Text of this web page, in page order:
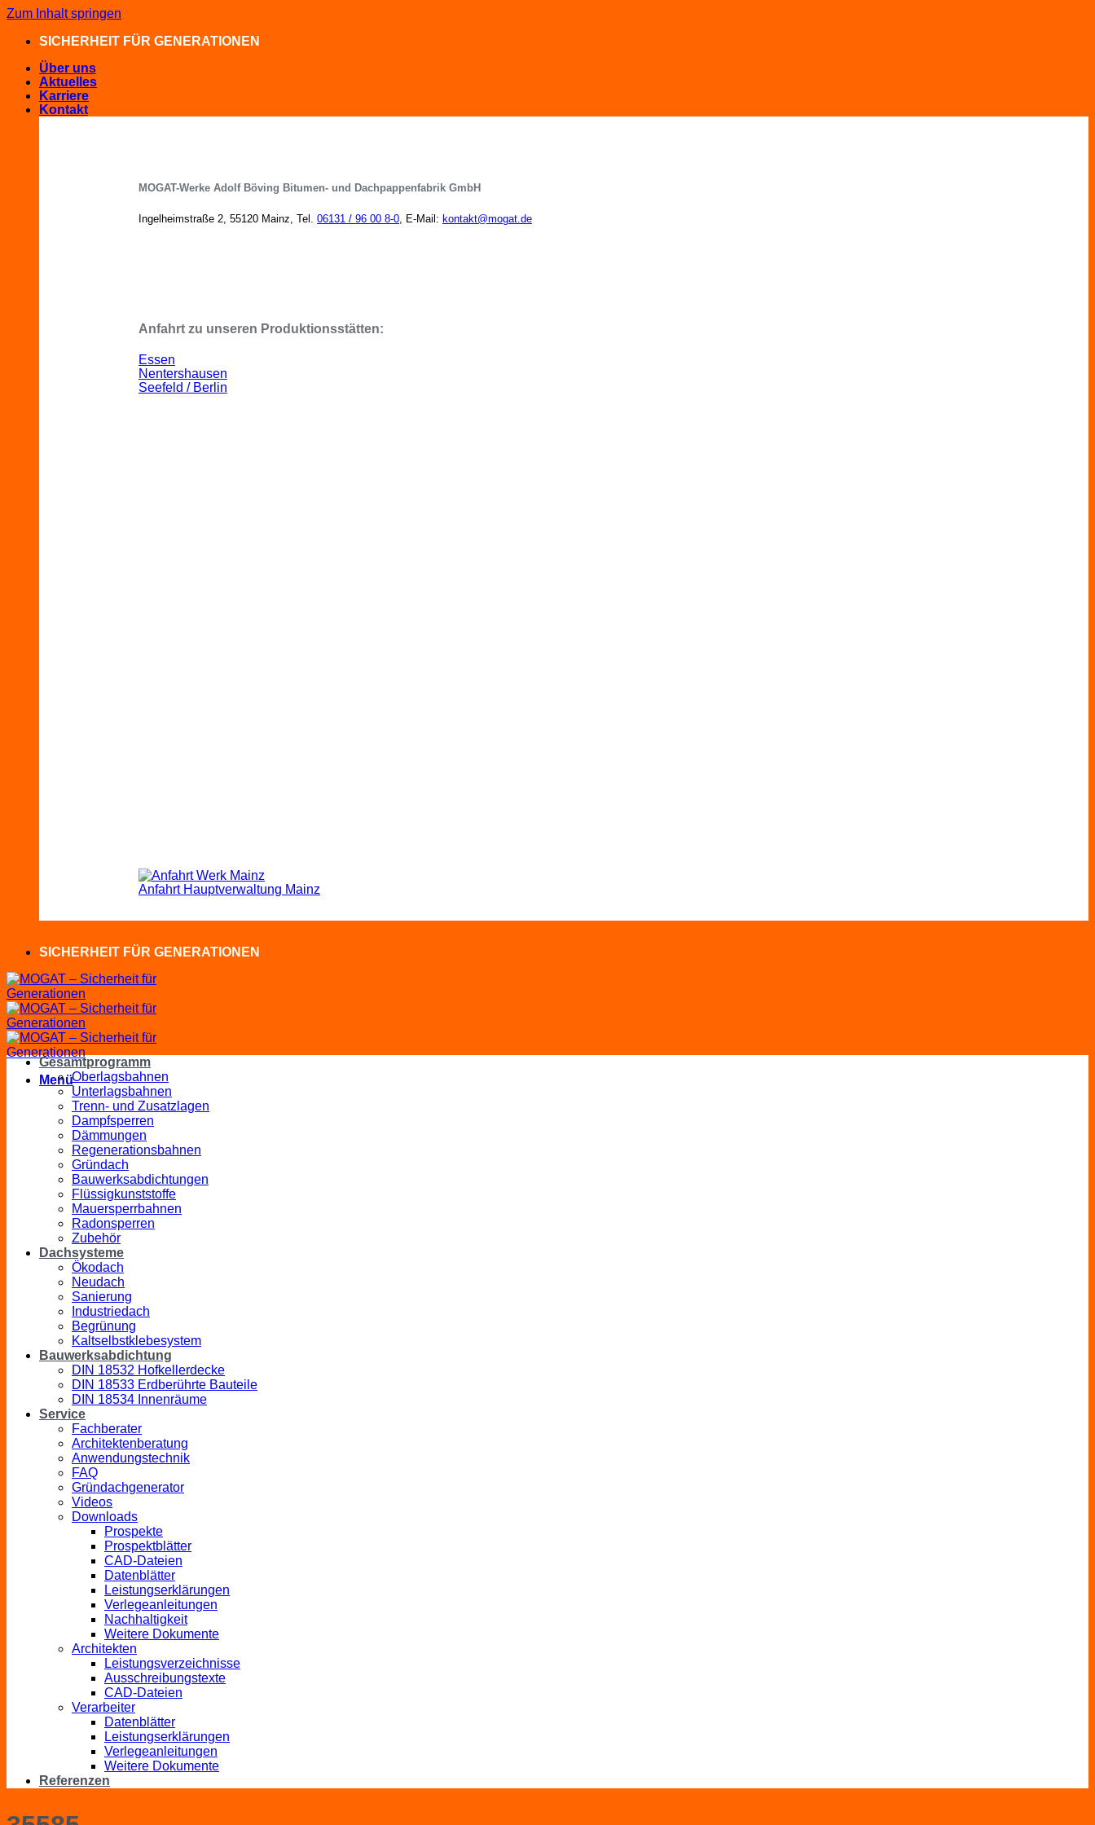
Zum Inhalt springen
SICHERHEIT FÜR GENERATIONEN
Über uns
Aktuelles
Karriere
Kontakt
MOGAT-Werke Adolf Böving Bitumen- und Dachpappenfabrik GmbH
Ingelheimstraße 2, 55120 Mainz, Tel. 06131 / 96 00 8-0, E-Mail: kontakt@mogat.de
Anfahrt zu unseren Produktionsstätten:
Essen
Nentershausen
Seefeld / Berlin
Anfahrt Hauptverwaltung Mainz
SICHERHEIT FÜR GENERATIONEN
Menü
Gesamtprogramm
Oberlagsbahnen
Unterlagsbahnen
Trenn- und Zusatzlagen
Dampfsperren
Dämmungen
Regenerationsbahnen
Gründach
Bauwerksabdichtungen
Flüssigkunststoffe
Mauersperrbahnen
Radonsperren
Zubehör
Dachsysteme
Ökodach
Neudach
Sanierung
Industriedach
Begrünung
Kaltselbstklebesystem
Bauwerksabdichtung
DIN 18532 Hofkellerdecke
DIN 18533 Erdberührte Bauteile
DIN 18534 Innenräume
Service
Fachberater
Architektenberatung
Anwendungstechnik
FAQ
Gründachgenerator
Videos
Downloads
Prospekte
Prospektblätter
CAD-Dateien
Datenblätter
Leistungserklärungen
Verlegeanleitungen
Nachhaltigkeit
Weitere Dokumente
Architekten
Leistungsverzeichnisse
Ausschreibungstexte
CAD-Dateien
Verarbeiter
Datenblätter
Leistungserklärungen
Verlegeanleitungen
Weitere Dokumente
Referenzen